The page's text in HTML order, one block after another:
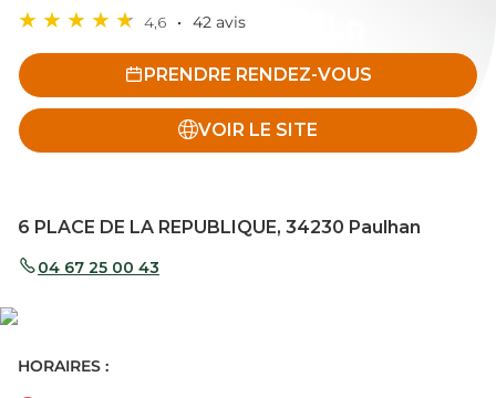
4,6 42 avis
PRENDRE RENDEZ-VOUS
VOIR LE SITE
6 PLACE DE LA REPUBLIQUE, 34230 Paulhan
04 67 25 00 43
HORAIRES :